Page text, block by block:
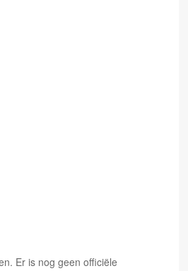
Er is nog geen officiële